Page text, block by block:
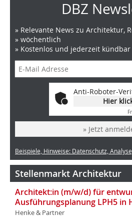
DBZ
» Relevante News zu Architektur,
» wöchentlich
» Kostenlos und jederzeit kündbar
Anti-Roboter-
Hier
» Jetzt
Beispiele, Hinweise: Datenschutz,
Stellenmarkt Architektur
Architekt:in (m/w/d) für
Ausführungsplanung LPH5 in
Henke & Partner